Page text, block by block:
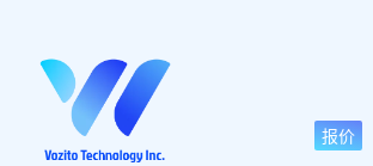
报价